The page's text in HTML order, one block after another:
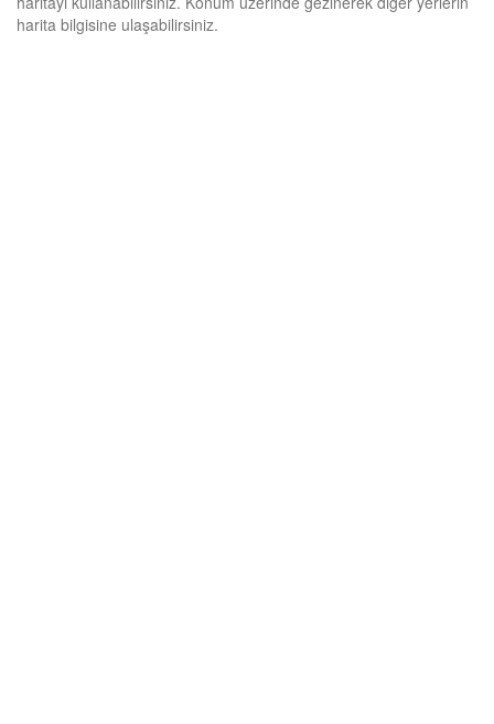
harita bilgisine ulaşabilirsiniz.